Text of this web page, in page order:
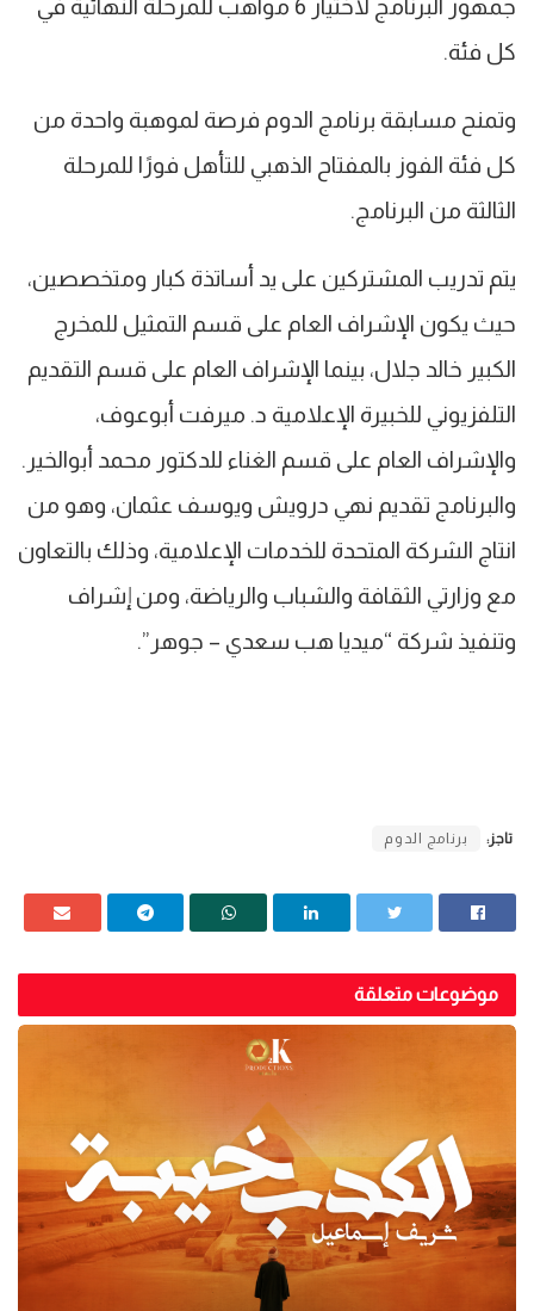
جمهور البرنامج لاختيار 6 مواهب للمرحلة النهائية في
كل فئة.
وتمنح مسابقة برنامج الدوم فرصة لموهبة واحدة من
كل فئة الفوز بالمفتاح الذهبي للتأهل فورًا للمرحلة
الثالثة من البرنامج.
يتم تدريب المشتركين على يد أساتذة كبار ومتخصصين،
حيث يكون الإشراف العام على قسم التمثيل للمخرج
الكبير خالد جلال، بينما الإشراف العام على قسم التقديم
التلفزيوني للخبيرة الإعلامية د. ميرفت أبوعوف،
والإشراف العام على قسم الغناء للدكتور محمد أبوالخير.
والبرنامج تقديم نهي درويش ويوسف عثمان، وهو من
انتاج الشركة المتحدة للخدمات الإعلامية، وذلك بالتعاون
مع وزارتي الثقافة والشباب والرياضة، ومن إشراف
وتنفيذ شركة “ميديا هب سعدي – جوهر”.
تاجز: برنامج الدوم
موضوعات متعلقة